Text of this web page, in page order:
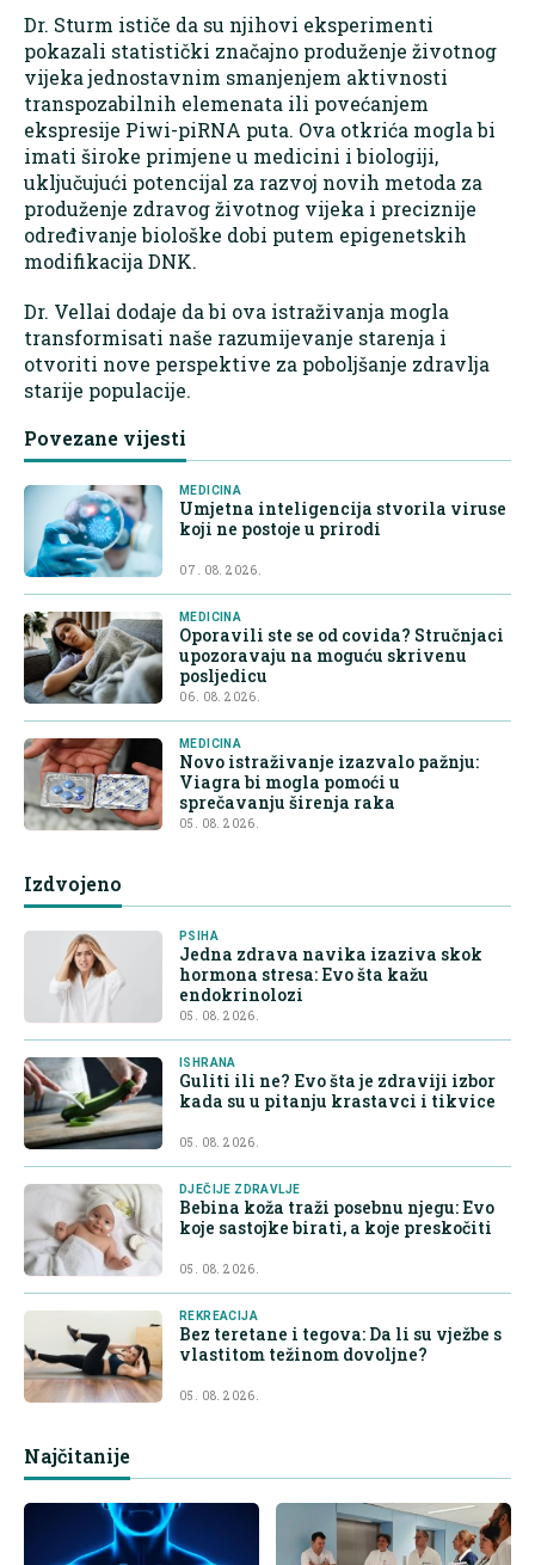
Dr. Sturm ističe da su njihovi eksperimenti
pokazali statistički značajno produženje životnog
vijeka jednostavnim smanjenjem aktivnosti
transpozabilnih elemenata ili povećanjem
ekspresije Piwi-piRNA puta. Ova otkrića mogla bi
imati široke primjene u medicini i biologiji,
uključujući potencijal za razvoj novih metoda za
produženje zdravog životnog vijeka i preciznije
određivanje biološke dobi putem epigenetskih
modifikacija DNK.
Dr. Vellai dodaje da bi ova istraživanja mogla
transformisati naše razumijevanje starenja i
otvoriti nove perspektive za poboljšanje zdravlja
starije populacije.
Povezane vijesti
MEDICINA
Umjetna inteligencija stvorila viruse
koji ne postoje u prirodi
07. 08. 2026.
MEDICINA
Oporavili ste se od covida? Stručnjaci
upozoravaju na moguću skrivenu
posljedicu
06. 08. 2026.
MEDICINA
Novo istraživanje izazvalo pažnju:
Viagra bi mogla pomoći u
sprečavanju širenja raka
05. 08. 2026.
Izdvojeno
PSIHA
Jedna zdrava navika izaziva skok
hormona stresa: Evo šta kažu
endokrinolozi
05. 08. 2026.
ISHRANA
Guliti ili ne? Evo šta je zdraviji izbor
kada su u pitanju krastavci i tikvice
05. 08. 2026.
DJEČIJE ZDRAVLJE
Bebina koža traži posebnu njegu: Evo
koje sastojke birati, a koje preskočiti
05. 08. 2026.
REKREACIJA
Bez teretane i tegova: Da li su vježbe s
vlastitom težinom dovoljne?
05. 08. 2026.
Najčitanije